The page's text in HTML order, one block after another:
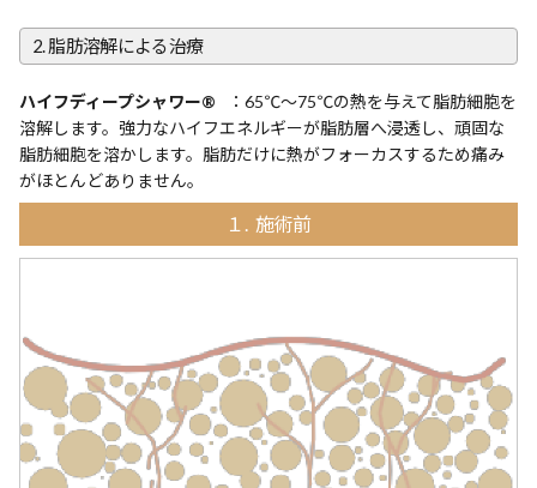
2. 脂肪溶解による治療
ハイフディープシャワー®
：65℃～75℃の熱を与えて脂肪細胞を
溶解します。強力なハイフエネルギーが脂肪層へ浸透し、頑固な
脂肪細胞を溶かします。脂肪だけに熱がフォーカスするため痛み
がほとんどありません。
１. 施術前